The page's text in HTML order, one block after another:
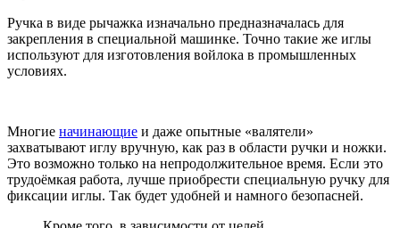
Ручка в виде рычажка изначально предназначалась для
закрепления в специальной машинке. Точно такие же иглы
используют для изготовления войлока в промышленных
условиях.
Многие начинающие и даже опытные «валятели»
захватывают иглу вручную, как раз в области ручки и ножки.
Это возможно только на непродолжительное время. Если это
трудоёмкая работа, лучше приобрести специальную ручку для
фиксации иглы. Так будет удобней и намного безопасней.